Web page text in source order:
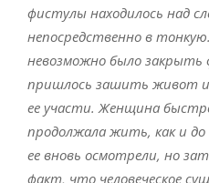
фистулы находилось над
непосредственно в
невозможно было закрыть
пришлось зашить живот
ее участи. Женщина
продолжала жить, как и до
ее вновь осмотрели, но
факт, что человеческое